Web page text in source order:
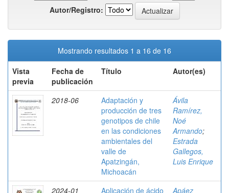
Autor/Registro:
Mostrando resultados 1 a 16 de 16
Vista
previa
Fecha de
publicación
Título Autor(es)
2018-06
Adaptación y
producción de tres
genotipos de chile
en las condiciones
ambientales del
valle de
Apatzingán,
Michoacán
Ávila
Ramírez,
Noé
Armando;
Estrada
Gallegos,
Luis Enrique
2024-01
Aplicación de ácido
Apáez